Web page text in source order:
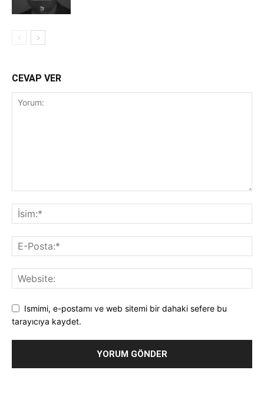
CEVAP VER
Ismimi, e-postamı ve web sitemi bir dahaki sefere bu
tarayıcıya kaydet.